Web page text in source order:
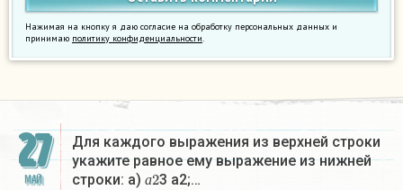
Нажимая на кнопку я даю согласие на обработку персональных данных и
принимаю политику конфиденциальности.
27
МАЙ
Для каждого выражения из верхней строки
укажите равное ему выражение из нижней
строки: а)
а
23 а2;…